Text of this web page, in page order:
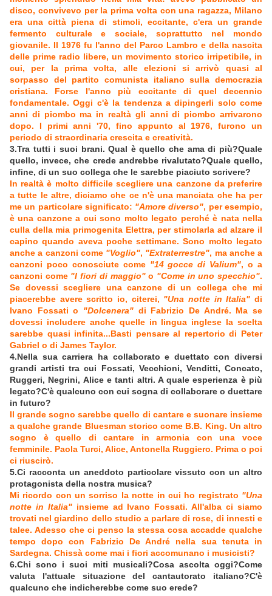
disco, convivevo per la prima volta con una ragazza, Milano
era una città piena di stimoli, eccitante, c'era un grande
fermento culturale e sociale, soprattutto nel mondo
giovanile. Il 1976 fu l'anno del Parco Lambro e della nascita
delle prime radio libere, un movimento storico irripetibile, in
cui, per la prima volta, alle elezioni si arrivò quasi al
sorpasso del partito comunista italiano sulla democrazia
cristiana. Forse l'anno più eccitante di quel decennio
fondamentale. Oggi c'è la tendenza a dipingerli solo come
anni di piombo ma in realtà gli anni di piombo arrivarono
dopo. I primi anni '70, fino appunto al 1976, furono un
periodo di straordinaria crescita e creatività.
3.Tra tutti i suoi brani. Qual è quello che ama di più?Quale
quello, invece, che crede andrebbe rivalutato?Quale quello,
infine, di un suo collega che le sarebbe piaciuto scrivere?
In realtà è molto difficile scegliere una canzone da preferire
a tutte le altre, diciamo che ce n'è una manciata che ha per
me un particolare significato: "Amore diverso", per esempio,
è una canzone a cui sono molto legato perché è nata nella
culla della mia primogenita Elettra, per stimolarla ad alzare il
capino quando aveva poche settimane. Sono molto legato
anche a canzoni come "Voglio", "Extraterrestre", ma anche a
canzoni poco conosciute come "14 gocce di Valium", o a
canzoni come "I fiori di maggio"o "Come in uno specchio".
Se dovessi scegliere una canzone di un collega che mi
piacerebbe avere scritto io, citerei, "Una notte in Italia" di
Ivano Fossati o "Dolcenera" di Fabrizio De André. Ma se
dovessi includere anche quelle in lingua inglese la scelta
sarebbe quasi infinita...Basti pensare al repertorio di Peter
Gabriel o di James Taylor.
4.Nella sua carriera ha collaborato e duettato con diversi
grandi artisti tra cui Fossati, Vecchioni, Venditti, Concato,
Ruggeri, Negrini, Alice e tanti altri. A quale esperienza è più
legato?C'è qualcuno con cui sogna di collaborare o duettare
in futuro?
Il grande sogno sarebbe quello di cantare e suonare insieme
a qualche grande Bluesman storico come B.B. King. Un altro
sogno è quello di cantare in armonia con una voce
femminile. Paola Turci, Alice, Antonella Ruggiero. Prima o poi
ci riuscirò.
5.Ci racconta un aneddoto particolare vissuto con un altro
protagonista della nostra musica?
Mi ricordo con un sorriso la notte in cui ho registrato "Una
notte in Italia"insieme ad Ivano Fossati. All'alba ci siamo
trovati nel giardino dello studio a parlare di rose, di innesti e
talee. Adesso che ci penso la stessa cosa accadde qualche
tempo dopo con Fabrizio De André nella sua tenuta in
Sardegna. Chissà come mai i fiori accomunano i musicisti?
6.Chi sono i suoi miti musicali?Cosa ascolta oggi?Come
valuta l'attuale situazione del cantautorato italiano?C'è
qualcuno che indicherebbe come suo erede?